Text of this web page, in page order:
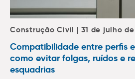
Construção Civil | 31 de julho de
Compatibilidade entre perfis
como evitar folgas, ruídos e
esquadrias